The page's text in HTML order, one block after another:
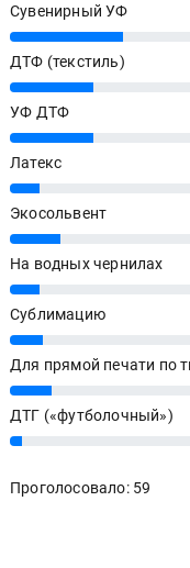
Сувенирный УФ
27%
ДТФ (текстиль)
20%
УФ ДТФ
20%
Латекс
7%
Экосольвент
12%
На водных чернилах
7%
Сублимацию
8%
Для прямой печати по
10%
ДТГ («футболочный»)
3%
Проголосовало: 59